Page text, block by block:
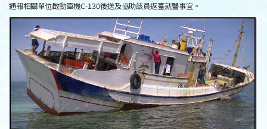
通報相關單位啟動軍機C-130後送及協助該員返臺就醫事宜。